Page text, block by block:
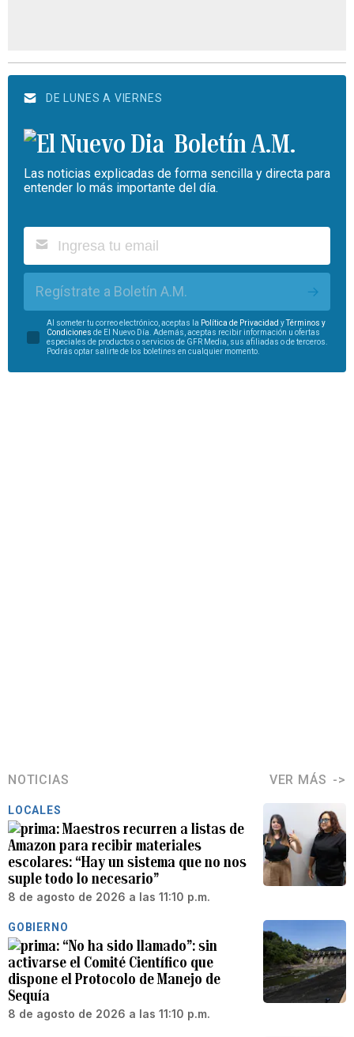
DE LUNES A VIERNES
Boletín A.M.
Las noticias explicadas de forma sencilla y directa para
entender lo más importante del día.
Regístrate a Boletín A.M.
Al someter tu correo electrónico, aceptas la Política de Privacidad yTérminos y
Condiciones de El Nuevo Día. Además, aceptas recibir información u ofertas
especiales de productos o servicios de GFR Media, sus afiliadas o de terceros.
Podrás optar salirte de los boletines en cualquier momento.
NOTICIAS VER MÁS
LOCALES
Maestros recurren a listas de
Amazon para recibir materiales
escolares: “Hay un sistema que no nos
suple todo lo necesario”
8 de agosto de 2026 a las 11:10 p.m.
GOBIERNO
“No ha sido llamado”: sin
activarse el Comité Científico que
dispone el Protocolo de Manejo de
Sequía
8 de agosto de 2026 a las 11:10 p.m.